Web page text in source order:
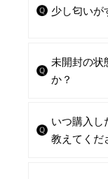
少し匂い
未開封の状
か？
いつ購入し
教えてくだ